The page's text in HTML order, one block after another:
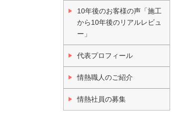
10年後のお客様の声「施工
から10年後のリアルレビュ
ー」
代表プロフィール
情熱職人のご紹介
情熱社員の募集